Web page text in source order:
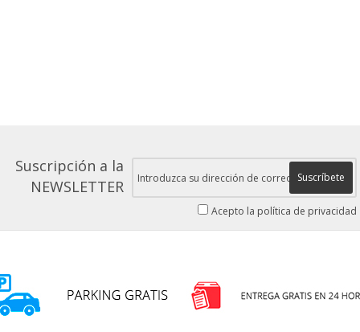
Suscripción a la
NEWSLETTER
Suscríbete
Acepto la política de privacidad